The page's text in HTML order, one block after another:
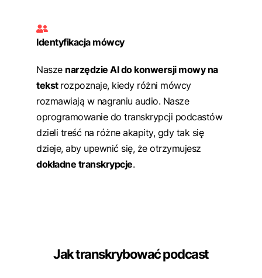
Identyfikacja mówcy
Nasze narzędzie AI do konwersji mowy na
tekst rozpoznaje, kiedy różni mówcy
rozmawiają w nagraniu audio. Nasze
oprogramowanie do transkrypcji podcastów
dzieli treść na różne akapity, gdy tak się
dzieje, aby upewnić się, że otrzymujesz
dokładne transkrypcje.
Jak transkrybować podcast